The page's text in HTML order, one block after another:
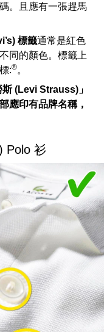
。且應有一張趕馬
標籤通常是紅色
同的顏色。標籤上
:®。
(Levi Strauss)」
應印有品牌名稱，
Polo 衫